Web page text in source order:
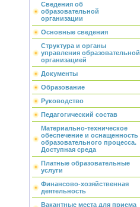
Сведения об
образовательной
организации
Основные сведения
Структура и органы
управления образовательной
организацией
Документы
Образование
Руководство
Педагогический состав
Материально-техническое
обеспечение и оснащенность
образовательного процесса.
Доступная среда
Платные образовательные
услуги
Финансово-хозяйственная
деятельность
Вакантные места для приема